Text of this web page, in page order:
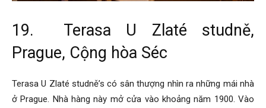
19. Terasa U Zlaté studně,
Prague, Cộng hòa Séc
Terasa U Zlaté studně’s có sân thượng nhìn ra những mái nhà
ở Prague. Nhà hàng này mở cửa vào khoảng năm 1900. Vào